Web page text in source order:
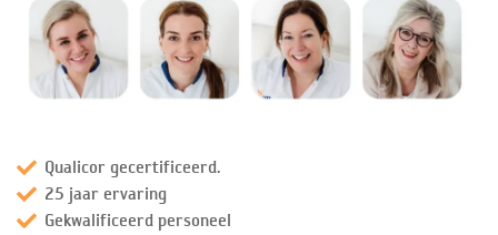
Qualicor gecertificeerd.
25 jaar ervaring
Gekwalificeerd personeel